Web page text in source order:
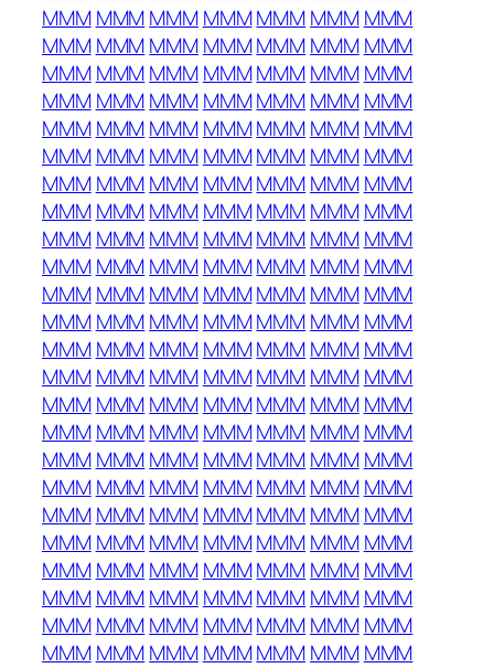
MMM MMMMMMMMMMMMMMM MMM
MMM MMMMMMMMMMMMMMM MMM
MMM MMMMMMMMMMMMMMM MMM
MMM MMMMMMMMMMMMMMM MMM
MMM MMMMMMMMMMMMMMM MMM
MMM MMMMMMMMMMMMMMM MMM
MMM MMMMMMMMMMMMMMM MMM
MMM MMMMMMMMMMMMMMM MMM
MMM MMMMMMMMMMMMMMM MMM
MMM MMMMMMMMMMMMMMM MMM
MMM MMMMMMMMMMMMMMM MMM
MMM MMMMMMMMMMMMMMM MMM
MMM MMMMMMMMMMMMMMM MMM
MMM MMMMMMMMMMMMMMM MMM
MMM MMMMMMMMMMMMMMM MMM
MMM MMMMMMMMMMMMMMM MMM
MMM MMMMMMMMMMMMMMM MMM
MMM MMMMMMMMMMMMMMM MMM
MMM MMMMMMMMMMMMMMM MMM
MMM MMMMMMMMMMMMMMM MMM
MMM MMMMMMMMMMMMMMM MMM
MMM MMMMMMMMMMMMMMM MMM
MMM MMMMMMMMMMMMMMM MMM
MMM MMMMMMMMMMMMMMM MMM